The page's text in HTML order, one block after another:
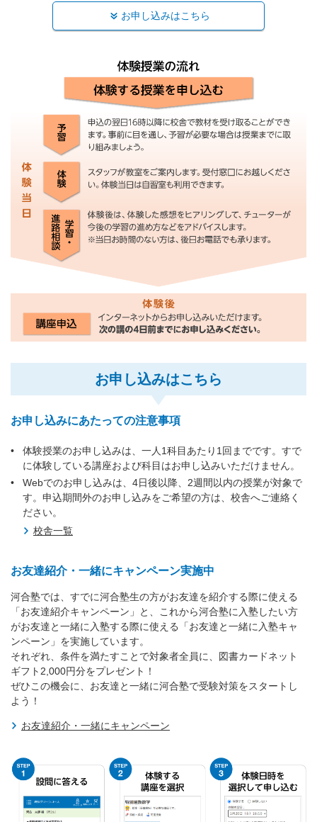
お申し込みはこちら
お申し込みはこちら
お申し込みにあたっての注意事項
体験授業のお申し込みは、一人1科目あたり1回までです。すで
に体験している講座および科目はお申し込みいただけません。
Webでのお申し込みは、4日後以降、2週間以内の授業が対象で
す。申込期間外のお申し込みをご希望の方は、校舎へご連絡く
ださい。
校舎一覧
お友達紹介・一緒にキャンペーン実施中
河合塾では、すでに河合塾生の方がお友達を紹介する際に使える
「お友達紹介キャンペーン」と、これから河合塾に入塾したい方
がお友達と一緒に入塾する際に使える「お友達と一緒に入塾キャ
ンペーン」を実施しています。
それぞれ、条件を満たすことで対象者全員に、図書カードネット
ギフト2,000円分をプレゼント！
ぜひこの機会に、お友達と一緒に河合塾で受験対策をスタートし
よう！
お友達紹介・一緒にキャンペーン